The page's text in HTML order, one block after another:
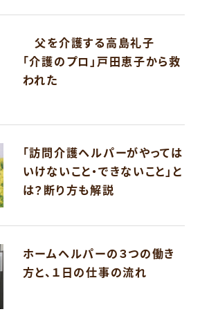
父を介護する高島礼子
「介護のプロ」戸田恵子から救
われた
「訪問介護ヘルパーがやっては
いけないこと・できないこと」と
は？断り方も解説
ホームヘルパーの３つの働き
方と、１日の仕事の流れ